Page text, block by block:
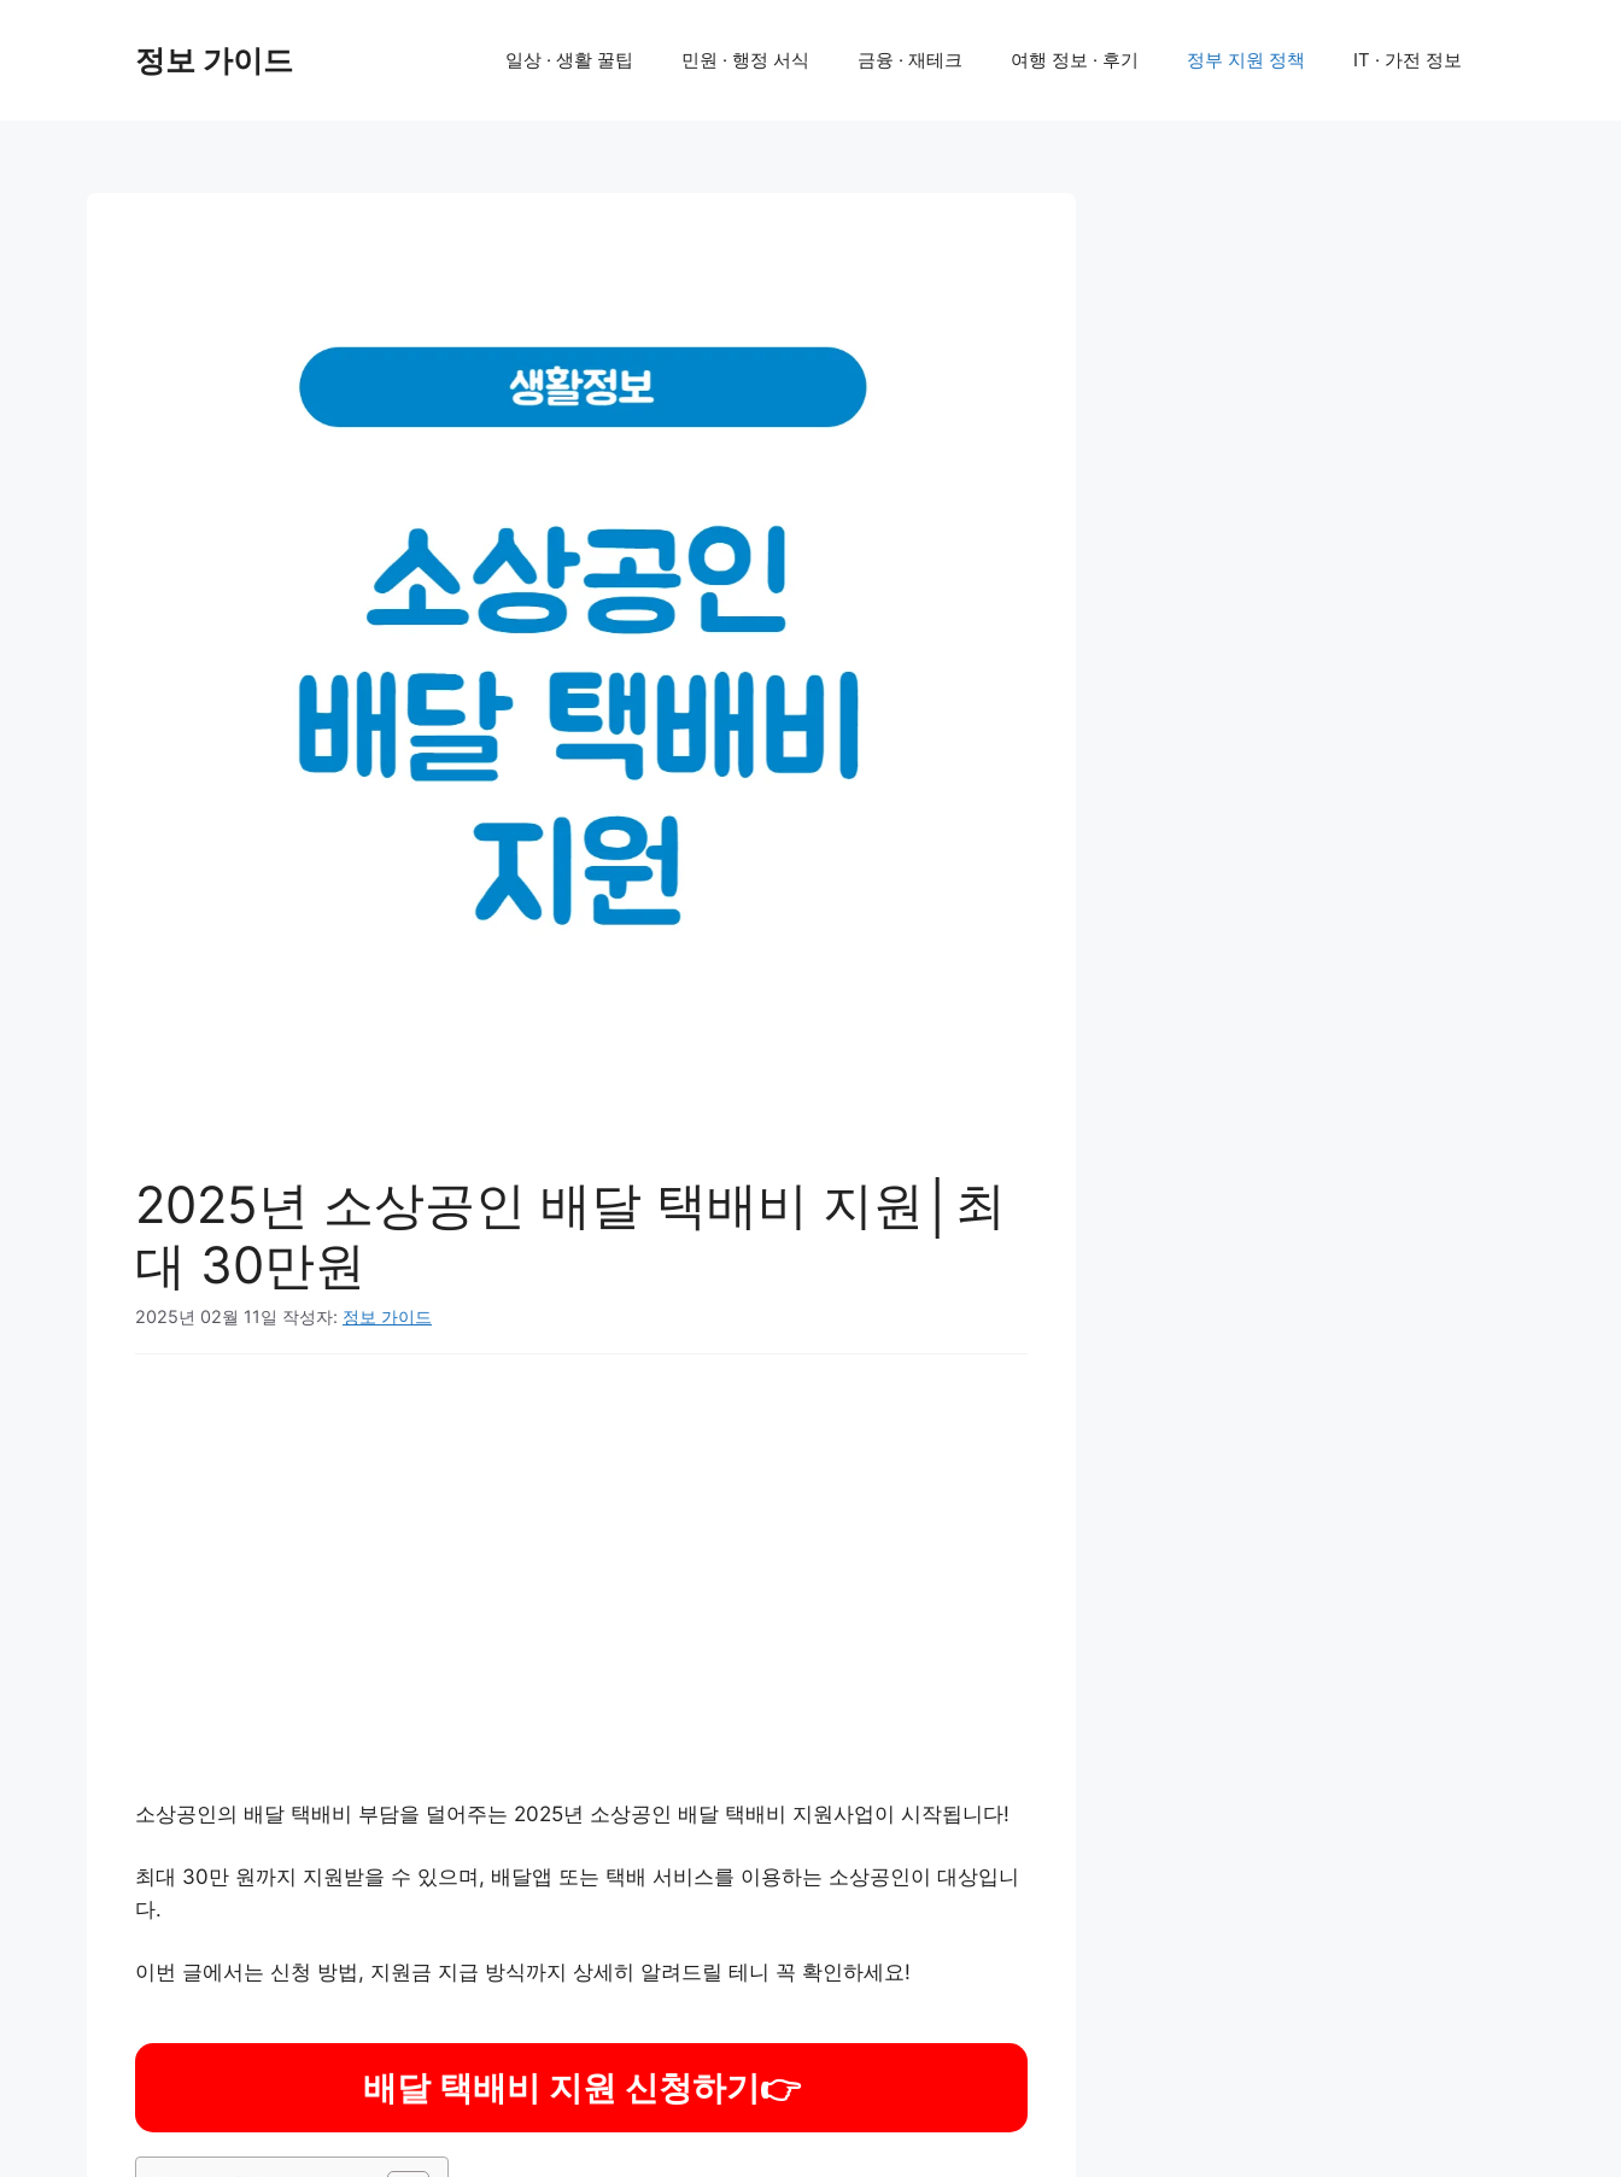
정보 가이드 일상 · 생활 꿀팁 민원 · 행정 서식 금융 · 재테크 여행 정보 · 후기 정부 지원 정책 IT · 가전 정보
2025년 소상공인 배달 택배비 지원│최
대 30만원
2025년 02월 11일 작성자: 정보 가이드
소상공인의 배달 택배비 부담을 덜어주는 2025년 소상공인 배달 택배비 지원사업이 시작됩니다!
최대 30만 원까지 지원받을 수 있으며, 배달앱 또는 택배 서비스를 이용하는 소상공인이 대상입니
다.
이번 글에서는 신청 방법, 지원금 지급 방식까지 상세히 알려드릴 테니 꼭 확인하세요!
배달 택배비 지원 신청하기👉